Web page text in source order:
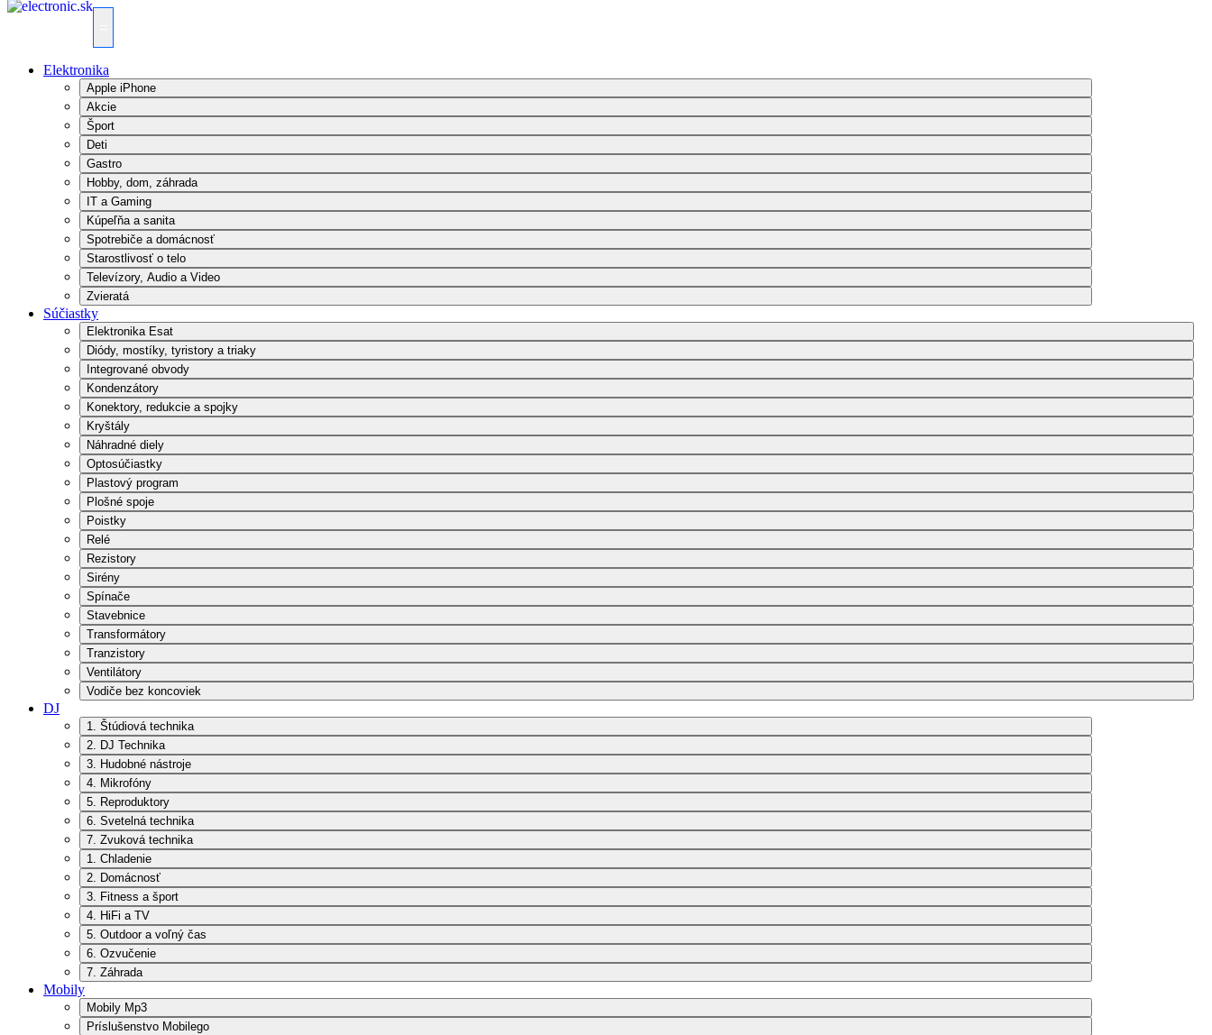
Elektronika
Apple iPhone
Akcie
Šport
Deti
Gastro
Hobby, dom, záhrada
IT a Gaming
Kúpeľňa a sanita
Spotrebiče a domácnosť
Starostlivosť o telo
Televízory, Audio a Video
Zvieratá
Súčiastky
Elektronika Esat
Diódy, mostíky, tyristory a triaky
Integrované obvody
Kondenzátory
Konektory, redukcie a spojky
Kryštály
Náhradné diely
Optosúčiastky
Plastový program
Plošné spoje
Poistky
Relé
Rezistory
Sirény
Spínače
Stavebnice
Transformátory
Tranzistory
Ventilátory
Vodiče bez koncoviek
DJ
1. Štúdiová technika
2. DJ Technika
3. Hudobné nástroje
4. Mikrofóny
5. Reproduktory
6. Svetelná technika
7. Zvuková technika
1. Chladenie
2. Domácnosť
3. Fitness a šport
4. HiFi a TV
5. Outdoor a voľný čas
6. Ozvučenie
7. Záhrada
Mobily
Mobily Mp3
Príslušenstvo Mobilego